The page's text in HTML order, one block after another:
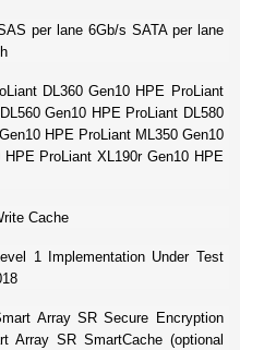
per lane 6Gb/s SATA per lane
DL360 Gen10 HPE ProLiant
Gen10 HPE ProLiant DL580
HPE ProLiant ML350 Gen10
ProLiant XL190r Gen10 HPE
Cache
1 Implementation Under Test
Array SR Secure Encryption
Array SR SmartCache (optional